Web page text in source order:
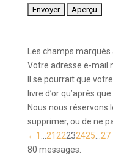
Les champs
Votre adresse e-mail
Il se pourrait que
livre d’or qu’après
Nous nous réservons
supprimer, ou de ne
Navigation
dans
←1 21 22232425 27
80 messages.